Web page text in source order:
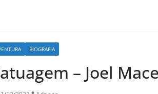
BIOGRAFIA
– Joelmágica